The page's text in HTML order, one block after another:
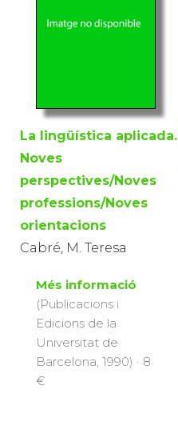
La lingüística aplicada.
Noves
perspectives/Noves
professions/Noves
orientacions
Cabré, M. Teresa
Més informació
(Publicacions i
Edicions de la
Universitat de
Barcelona, 1990) · 8
€